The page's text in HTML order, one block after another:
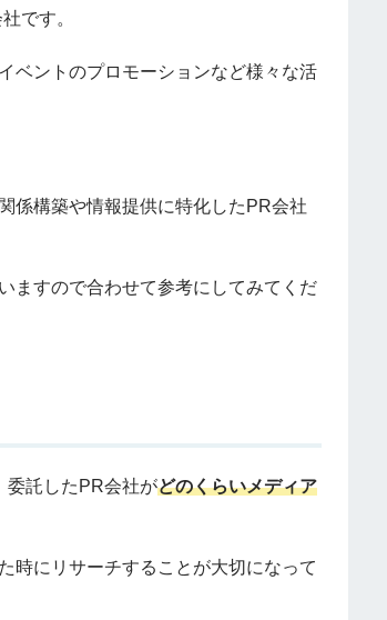
です。
ベントのプロモーションなど様々な活
係構築や情報提供に特化した PR会社
ますので合わせて参考にしてみてくだ
委託した PR会社がどのくらいメディア
時にリサーチすることが大切になって